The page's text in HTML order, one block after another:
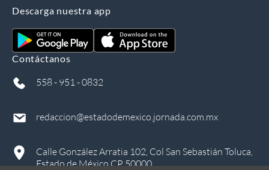
Descarga nuestra app
Contáctanos
558 - 951 - 0832
redaccion@estadodemexico.jornada.com.mx
Calle González Arratia 102, Col San Sebastián Toluca,
Estado de México CP 50000